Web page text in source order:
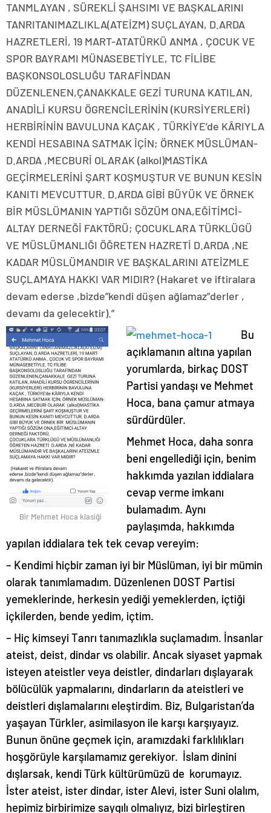
TANMLAYAN , SÜREKLİ ŞAHSIMI VE BAŞKALARINI
TANRITANIMAZLIKLA(ATEİZM) SUÇLAYAN, D.ARDA
HAZRETLERİ, 19 MART-ATATÜRKÜ ANMA , ÇOCUK VE
SPOR BAYRAMI MÜNASEBETİYLE, TC FİLİBE
BAŞKONSOLOSLUĞU TARAFİNDAN
DÜZENLENEN,ÇANAKKALE GEZİ TURUNA KATILAN,
ANADİLİ KURSU ÖGRENCİLERİNİN (KURSİYERLERİ)
HERBİRİNİN BAVULUNA KAÇAK , TÜRKİYE’de KÂRIYLA
KENDİ HESABINA SATMAK İÇİN; ÖRNEK MÜSLÜMAN-
D.ARDA ,MECBURİ OLARAK (alkol)MASTİKA
GEÇİRMELERİNİ ŞART KOŞMUŞTUR VE BUNUN KESİN
KANITI MEVCUTTUR. D.ARDA GİBİ BÜYÜK VE ÖRNEK
BİR MÜSLÜMANIN YAPTIĞI SÖZÜM ONA,EĞİTİMCİ-
ALTAY DERNEĞİ FAKTÖRÜ; ÇOCUKLARA TÜRKLÜGÜ
VE MÜSLÜMANLIĞI ÖĞRETEN HAZRETİ D.ARDA ,NE
KADAR MÜSLÜMANDIR VE BAŞKALARINI ATEİZMLE
SUÇLAMAYA HAKKI VAR MIDIR? (Hakaret ve iftiralara
devam ederse ,bizde”kendi düşen ağlamaz”derler ,
devamı da gelecektir).”
Bir Mehmet Hoca klasiği
Bu
açıklamanın altına yapılan
yorumlarda, birkaç DOST
Partisi yandaşı ve Mehmet
Hoca, bana çamur atmaya
sürdürdüler.
Mehmet Hoca, daha sonra
beni engellediği için, benim
hakkımda yazılan iddialara
cevap verme imkanı
bulamadım. Aynı
paylaşımda, hakkımda
yapılan iddialara tek tek cevap vereyim:
– Kendimi hiçbir zaman iyi bir Müslüman, iyi bir mümin
olarak tanımlamadım. Düzenlenen DOST Partisi
yemeklerinde, herkesin yediği yemeklerden, içtiği
içkilerden, bende yedim, içtim.
– Hiç kimseyi Tanrı tanımazlıkla suçlamadım. İnsanlar
ateist, deist, dindar vs olabilir. Ancak siyaset yapmak
isteyen ateistler veya deistler, dindarları dışlayarak
bölücülük yapmalarını, dindarların da ateistleri ve
deistleri dışlamalarını eleştirdim. Biz, Bulgaristan’da
yaşayan Türkler, asimilasyon ile karşı karşıyayız.
Bunun önüne geçmek için, aramızdaki farklılıkları
hoşgörüyle karşılamamız gerekiyor. İslam dinini
dışlarsak, kendi Türk kültürümüzü de korumayız.
İster ateist, ister dindar, ister Alevi, ister Suni olalım,
hepimiz birbirimize saygılı olmalıyız, bizi birleştiren